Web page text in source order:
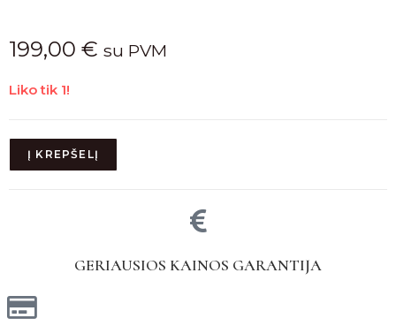
199,00 € su PVM
Liko tik 1!
Į KREPŠELĮ
GERIAUSIOS KAINOS GARANTIJA